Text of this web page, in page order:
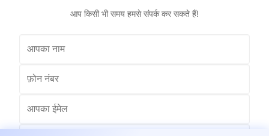
आप किसी भी समय हमसे संपर्क कर सकते हैं!